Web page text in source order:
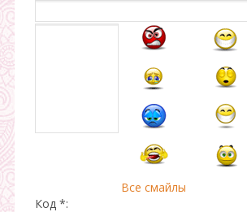
Все смайлы
Код *: